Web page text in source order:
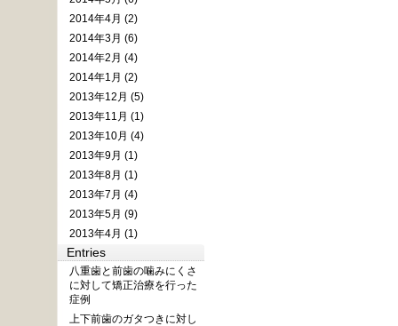
2014年4月 (2)
2014年3月 (6)
2014年2月 (4)
2014年1月 (2)
2013年12月 (5)
2013年11月 (1)
2013年10月 (4)
2013年9月 (1)
2013年8月 (1)
2013年7月 (4)
2013年5月 (9)
2013年4月 (1)
Entries
八重歯と前歯の噛みにくさ
に対して矯正治療を行った
症例
上下前歯のガタつきに対し